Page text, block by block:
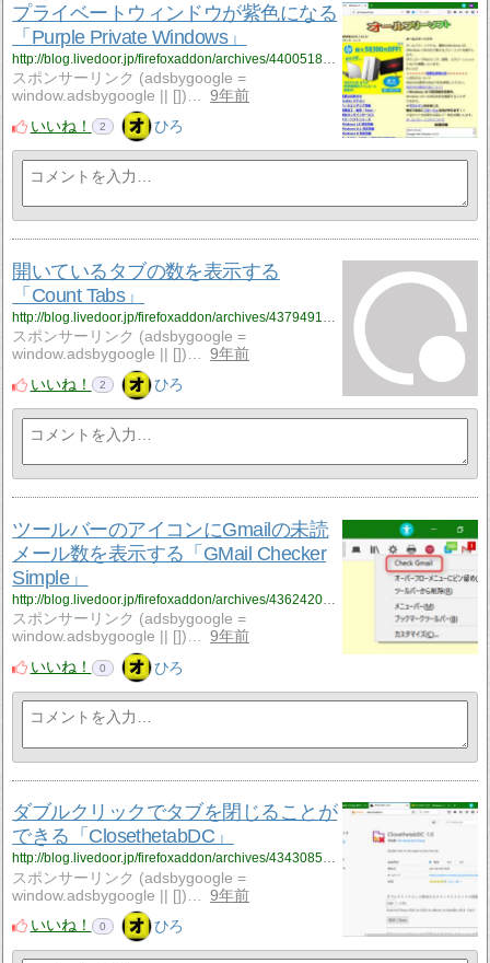
プライベートウィンドウが紫色になる
「Purple Private Windows」
スポンサーリンク (adsbygoogle =
window.adsbygoogle || [])…
9年前
いいね！
2 ひろ
開いているタブの数を表示する
「Count Tabs」
http://blog.livedoor.jp/firefoxaddon/archives/4379491.html
スポンサーリンク (adsbygoogle =
window.adsbygoogle || [])…
9年前
いいね！
2 ひろ
ツールバーのアイコンにGmailの未読
メール数を表示する「GMail Checker
Simple」
http://blog.livedoor.jp/firefoxaddon/archives/4362420.html
スポンサーリンク (adsbygoogle =
window.adsbygoogle || [])…
9年前
いいね！
0 ひろ
ダブルクリックでタブを閉じることが
できる「ClosethetabDC」
http://blog.livedoor.jp/firefoxaddon/archives/4343085.html
スポンサーリンク (adsbygoogle =
window.adsbygoogle || [])…
9年前
いいね！
0 ひろ